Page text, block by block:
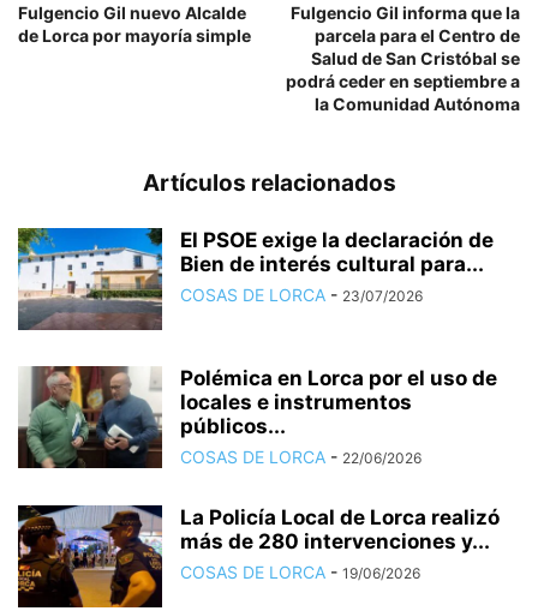
Fulgencio Gil nuevo Alcalde
de Lorca por mayoría simple
Fulgencio Gil informa que la
parcela para el Centro de
Salud de San Cristóbal se
podrá ceder en septiembre a
la Comunidad Autónoma
Artículos relacionados
El PSOE exige la declaración de
Bien de interés cultural para...
COSAS DE LORCA - 23/07/2026
Polémica en Lorca por el uso de
locales e instrumentos
públicos...
COSAS DE LORCA - 22/06/2026
La Policía Local de Lorca realizó
más de 280 intervenciones y...
COSAS DE LORCA - 19/06/2026